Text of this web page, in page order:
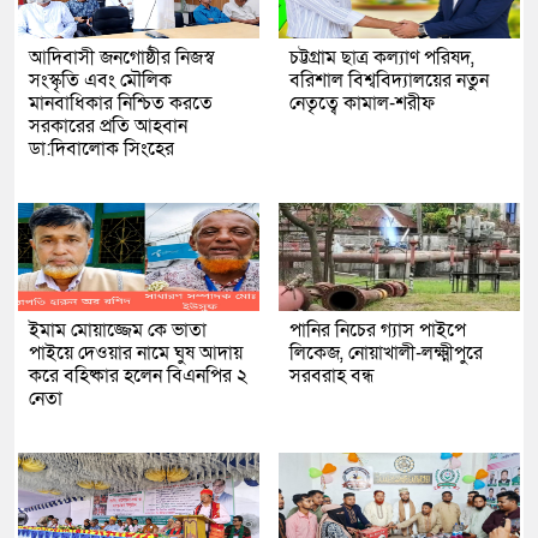
আদিবাসী জনগোষ্ঠীর নিজস্ব
সংস্কৃতি এবং মৌলিক
মানবাধিকার নিশ্চিত করতে
সরকারের প্রতি আহবান
ডা:দিবালোক সিংহের
চট্টগ্রাম ছাত্র কল্যাণ পরিষদ,
বরিশাল বিশ্ববিদ্যালয়ের নতুন
নেতৃত্বে কামাল-শরীফ
ইমাম মোয়াজ্জেম কে ভাতা
পাইয়ে দেওয়ার নামে ঘুষ আদায়
করে বহিষ্কার হলেন বিএনপির ২
নেতা
পানির নিচের গ্যাস পাইপে
লিকেজ, নোয়াখালী-লক্ষ্মীপুরে
সরবরাহ বন্ধ